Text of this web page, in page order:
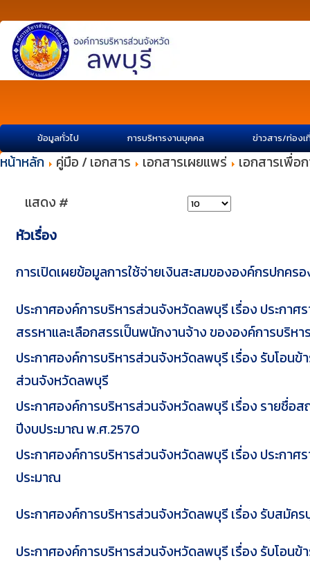
ข้อมูลทั่วไป การบริหารงานบุคคล ข่าวสาร/ท่องเ
หน้าหลัก คู่มือ / เอกสาร เอกสารเผยแพร่
เอกสารเพื่อ
แสดง #
หัวเรื่อง
การเปิดเผยข้อมูลการใช้จ่ายเงินสะสมขององค์กรปกค
ประกาศองค์การบริหารส่วนจังหวัดลพบุรี เรื่อง ประกาศ
สรรหาและเลือกสรรเป็นพนักงานจ้าง ขององค์การบริห
ประกาศองค์การบริหารส่วนจังหวัดลพบุรี เรื่อง รับโอน
ส่วนจังหวัดลพบุรี
ประกาศองค์การบริหารส่วนจังหวัดลพบุรี เรื่อง รายชื่อ
ปีงบประมาณ พ.ศ.2570
ประกาศองค์การบริหารส่วนจังหวัดลพบุรี เรื่อง ประกา
ประมาณ
ประกาศองค์การบริหารส่วนจังหวัดลพบุรี เรื่อง รับสมัค
ประกาศองค์การบริหารส่วนจังหวัดลพบุรี เรื่อง รับโอน